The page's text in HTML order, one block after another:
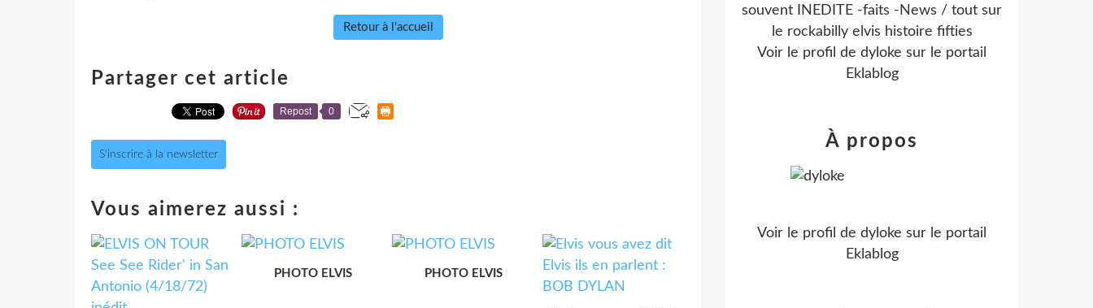
Retour à l'accueil
Partager cet article
Repost 0
S'inscrire à la newsletter
Vous aimerez aussi :
PHOTO ELVIS PHOTO ELVIS
souvent INEDITE -faits -News / tout sur
le rockabilly elvis histoire fifties
Voir le profil de dyloke sur le portail
Eklablog
À propos
Voir le profil de dyloke sur le portail
Eklablog